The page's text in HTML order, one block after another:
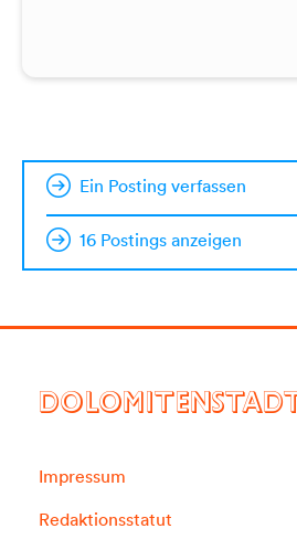
Ein Posting verfassen
16 Postings anzeigen
DOLOMITENSTADT
Impressum
Redaktionsstatut